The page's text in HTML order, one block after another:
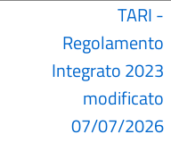
TARI -
Regolamento
Integrato 2023
modificato
07/07/2026